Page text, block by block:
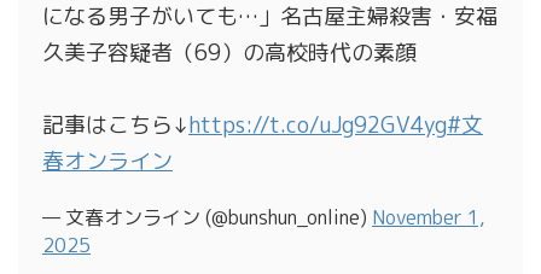
になる男子がいても…」名古屋主婦殺害・安福
久美子容疑者（69）の高校時代の素顔
記事はこちら↓https://t.co/uJg92GV4yg#文
春オンライン
— 文春オンライン (@bunshun_online) November 1,
2025